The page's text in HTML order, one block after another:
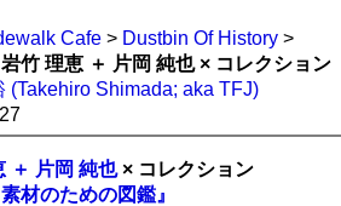
Cafe> Dustbin Of History>
竹 理恵 ＋ 片岡 純也 × コレクショ
(Takehiro Shimada; aka TFJ)
＋ 片岡 純也× コレクション
材のための図鑑』